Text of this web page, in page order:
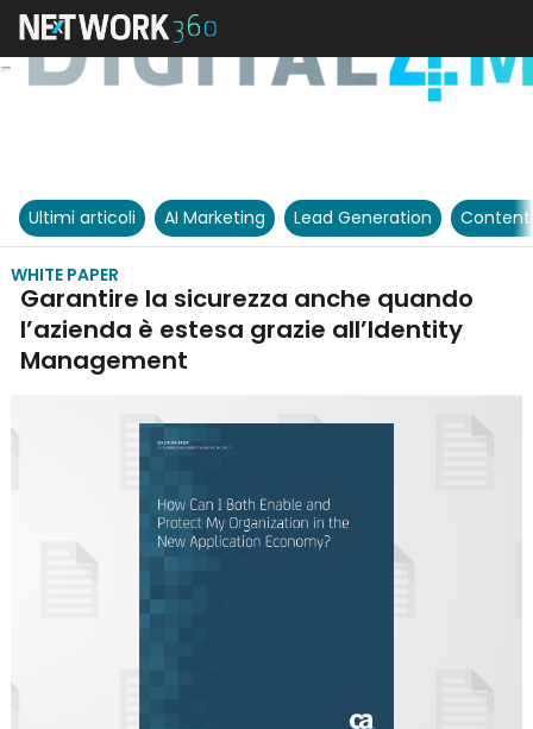
Ultimi articoli AI Marketing Lead Generation
WHITE PAPER
Garantire la sicurezza anche quando
l’azienda è estesa grazie all’Identity
Management